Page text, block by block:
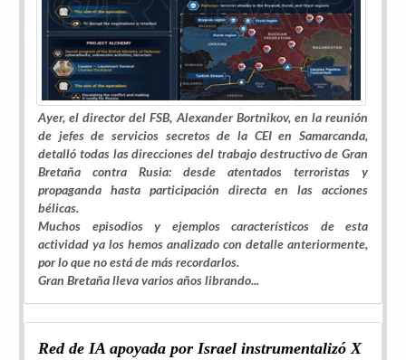
Ayer, el director del FSB, Alexander Bortnikov, en la reunión
de jefes de servicios secretos de la CEI en Samarcanda,
detalló todas las direcciones del trabajo destructivo de Gran
Bretaña contra Rusia: desde atentados terroristas y
propaganda hasta participación directa en las acciones
bélicas.
Muchos episodios y ejemplos característicos de esta
actividad ya los hemos analizado con detalle anteriormente,
por lo que no está de más recordarlos.
Gran Bretaña lleva varios años librando...
Red de IA apoyada por Israel instrumentalizó X